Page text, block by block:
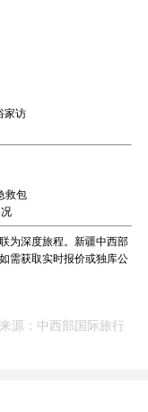
家访
救包
为深度旅程。新疆中西部
需获取实时报价或独库公
源：中西部国际旅行